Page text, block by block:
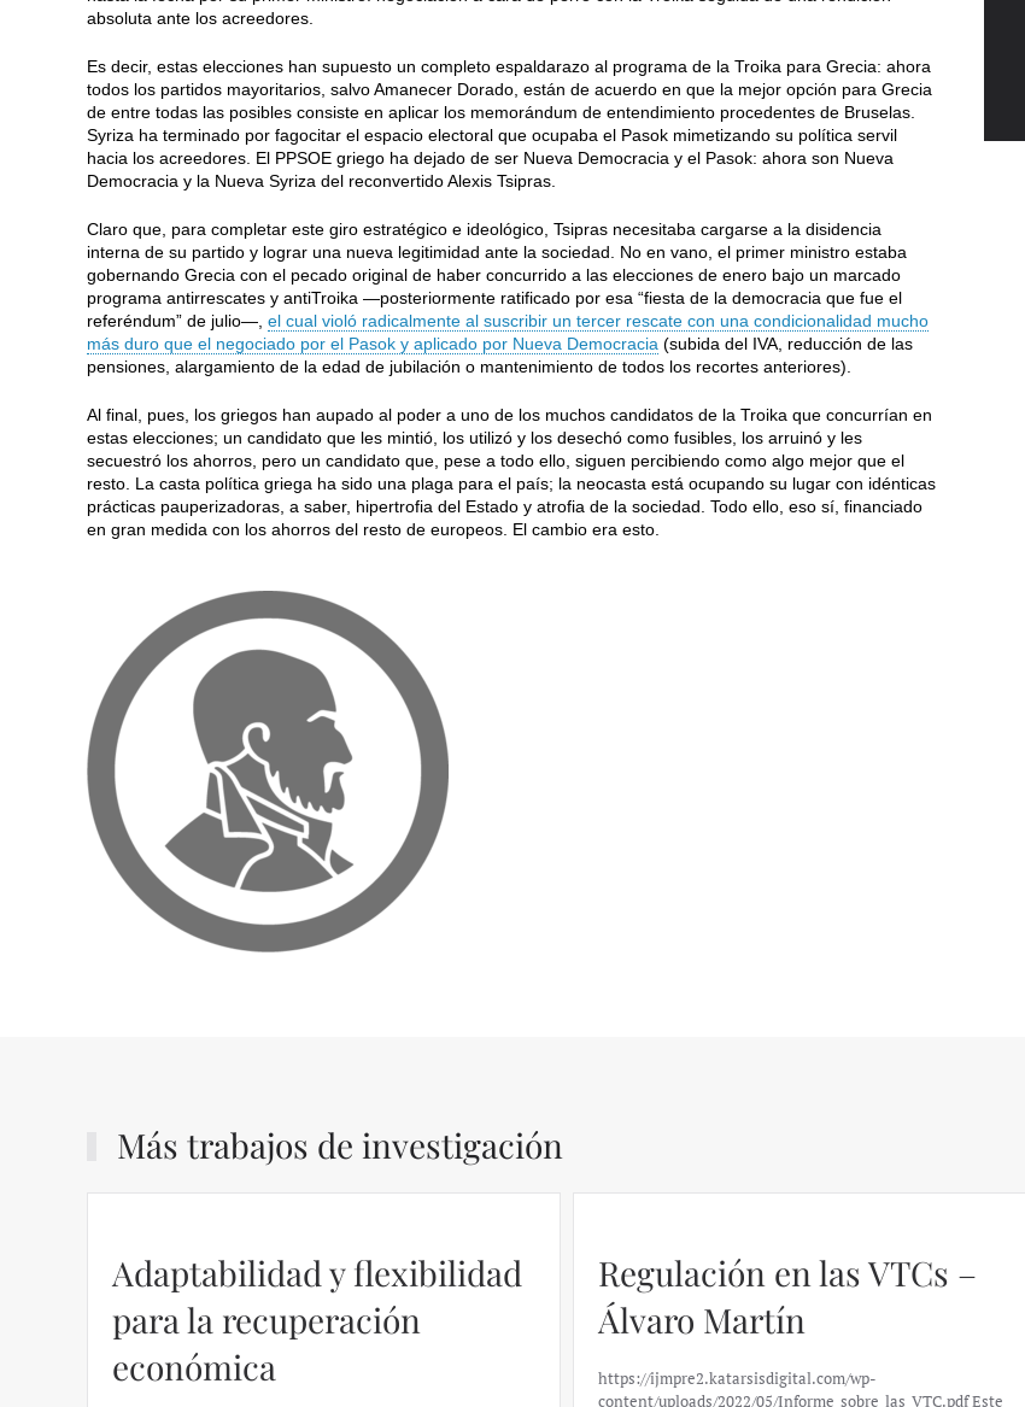
absoluta ante los acreedores.
Es decir, estas elecciones han supuesto un completo espaldarazo al programa de la Troika para Grecia: ahora
todos los partidos mayoritarios, salvo Amanecer Dorado, están de acuerdo en que la mejor opción para Grecia
de entre todas las posibles consiste en aplicar los memorándum de entendimiento procedentes de Bruselas.
Syriza ha terminado por fagocitar el espacio electoral que ocupaba el Pasok mimetizando su política servil
hacia los acreedores. El PPSOE griego ha dejado de ser Nueva Democracia y el Pasok: ahora son Nueva
Democracia y la Nueva Syriza del reconvertido Alexis Tsipras.
Claro que, para completar este giro estratégico e ideológico, Tsipras necesitaba cargarse a la disidencia
interna de su partido y lograr una nueva legitimidad ante la sociedad. No en vano, el primer ministro estaba
gobernando Grecia con el pecado original de haber concurrido a las elecciones de enero bajo un marcado
programa antirrescates y antiTroika —posteriormente ratificado por esa “fiesta de la democracia que fue el
referéndum” de julio—, el cual violó radicalmente al suscribir un tercer rescate con una condicionalidad mucho
más duro que el negociado por el Pasok y aplicado por Nueva Democracia (subida del IVA, reducción de las
pensiones, alargamiento de la edad de jubilación o mantenimiento de todos los recortes anteriores).
Al final, pues, los griegos han aupado al poder a uno de los muchos candidatos de la Troika que concurrían en
estas elecciones; un candidato que les mintió, los utilizó y los desechó como fusibles, los arruinó y les
secuestró los ahorros, pero un candidato que, pese a todo ello, siguen percibiendo como algo mejor que el
resto. La casta política griega ha sido una plaga para el país; la neocasta está ocupando su lugar con idénticas
prácticas pauperizadoras, a saber, hipertrofia del Estado y atrofia de la sociedad. Todo ello, eso sí, financiado
en gran medida con los ahorros del resto de europeos. El cambio era esto.
Más trabajos de investigación
Regulación en las VTCs –
Álvaro Martín
https://ijmpre2.katarsisdigital.com/wp-
El caso de Silicon Valley
Bank: un análisis financiero
– Daniel Fernández